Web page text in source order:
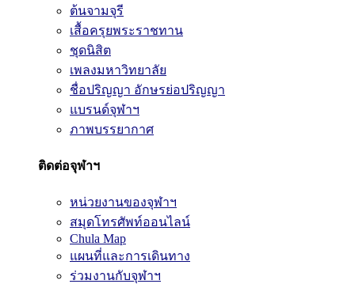
ต้นจามจุรี
เสื้อครุยพระราชทาน
ชุดนิสิต
เพลงมหาวิทยาลัย
ชื่อปริญญา อักษรย่อปริญญา
แบรนด์จุฬาฯ
ภาพบรรยากาศ
ติดต่อจุฬาฯ
หน่วยงานของจุฬาฯ
สมุดโทรศัพท์ออนไลน์
Chula Map
แผนที่และการเดินทาง
ร่วมงานกับจุฬาฯ